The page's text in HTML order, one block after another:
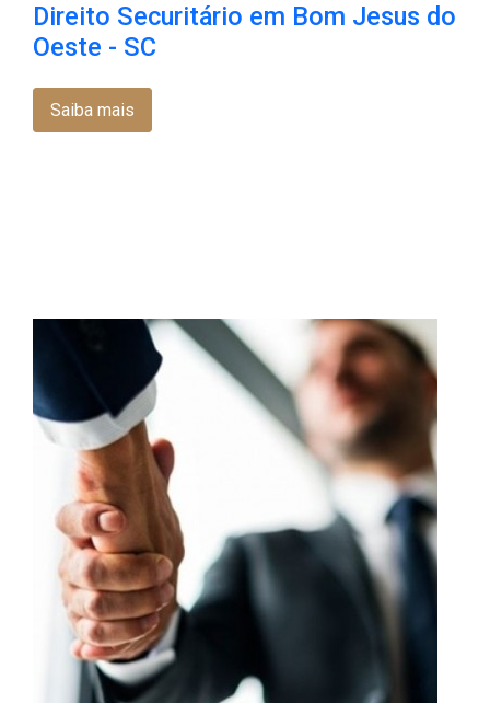
Direito Securitário em Bom Jesus do
Oeste - SC
Saiba mais